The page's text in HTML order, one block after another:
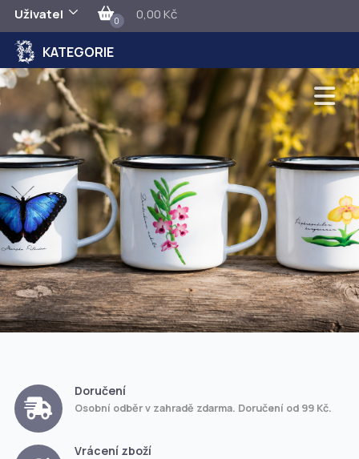
Uživatel 0 0,00 Kč
KATEGORIE
Doručení
Osobní odběr v zahradě zdarma. Doručení od 99 Kč.
Vrácení zboží